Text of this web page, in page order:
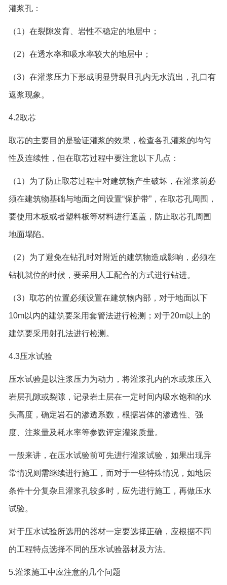
灌浆孔：
（1）在裂隙发育、岩性不稳定的地层中；
（2）在透水率和吸水率较大的地层中；
（3）在灌浆压力下形成明显劈裂且孔内无水流出，孔口有
返浆现象。
4.2取芯
取芯的主要目的是验证灌浆的效果，检查各孔灌浆的均匀
性及连续性，但在取芯过程中要注意以下几点：
（1）为了防止取芯过程中对建筑物产生破坏，在灌浆前必
须在建筑物基础与地面之间设置“保护带”，在取芯孔周围，
要使用木板或者塑料板等材料进行遮盖，防止取芯孔周围
地面塌陷。
（2）为了避免在钻孔时对附近的建筑物造成影响，必须在
钻机就位的时候，要采用人工配合的方式进行钻进。
（3）取芯的位置必须设置在建筑物内部，对于地面以下
10m以内的建筑要采用套管法进行检测；对于20m以上的
建筑要采用射孔法进行检测。
4.3压水试验
压水试验是以注浆压力为动力，将灌浆孔内的水或浆压入
岩层孔隙或裂隙，记录岩土层在一定时间内吸水饱和的水
头高度，确定岩石的渗透系数，根据岩体的渗透性、强
度、注浆量及耗水率等参数评定灌浆质量。
一般来讲，在压水试验前可先进行灌浆试验，如果出现异
常情况则需继续进行施工，而对于一些特殊情况，如地层
条件十分复杂且灌浆孔较多时，应先进行施工，再做压水
试验。
对于压水试验所选用的器材一定要选择正确，应根据不同
的工程特点选择不同的压水试验器材及方法。
5.灌浆施工中应注意的几个问题